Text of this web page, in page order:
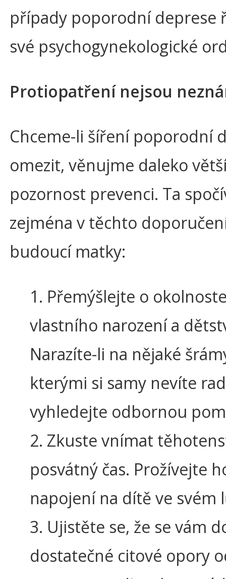
případy poporodní deprese
své psychogynekologické
Protiopatření nejsou
Chceme-li šíření poporodní
omezit, věnujme daleko
pozornost prevenci. Ta
zejména v těchto
budoucí matky:
1. Přemýšlejte o
vlastního narození a
Narazíte-li na nějaké
kterými si samy nevíte
vyhledejte odbornou
2. Zkuste vnímat
posvátný čas. Prožívejte
napojení na dítě ve svém
3. Ujistěte se, že se vám
dostatečné citové opory